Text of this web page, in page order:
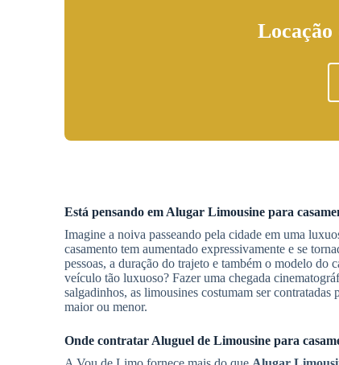
Está pensando em Alugar Limousine para
Imagine a noiva passeando pela cidade em uma
casamento tem aumentado expressivamente e se
pessoas, a duração do trajeto e também o modelo
veículo tão luxuoso? Fazer uma chegada
salgadinhos, as limousines costumam ser contratadas
maior ou menor.
Onde contratar Aluguel de Limousine para